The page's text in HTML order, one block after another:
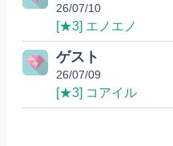
26/07/10
[★3] エノエノ
ゲスト
26/07/09
[★3] コアイル